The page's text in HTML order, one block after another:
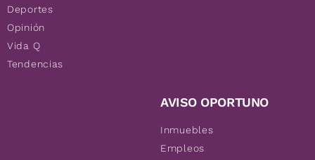
Deportes
Opinión
Vida Q
Tendencias
AVISO OPORTUNO
Inmuebles
Empleos